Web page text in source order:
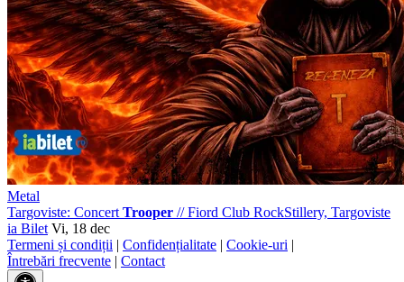
Metal
Targoviste: Concert Trooper //Fiord Club RockStillery, Targoviste
ia Bilet Vi, 18 dec
Termeni și condiții | Confidențialitate | Cookie-uri |
Întrebări frecvente | Contact